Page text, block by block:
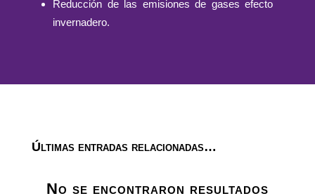
Reducción de las emisiones de gases efecto
invernadero.
Últimas entradas relacionadas…
No se encontraron resultados